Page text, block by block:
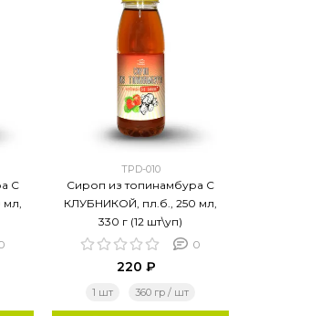
С
TPD-010
Сироп из топинамбура С
КЛУБНИКОЙ, пл.б., 250 мл,
330 г (12 шт\уп)
0
220 ₽
1 шт 360 гр / шт